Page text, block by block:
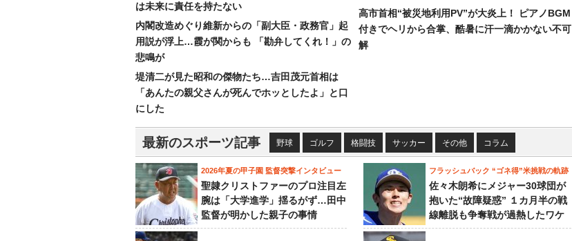
は未来に責任を持たない
内閣改造めぐり維新からの「副大臣・政務官」起
用説が浮上…霞が関からも 「勘弁してくれ！」の
悲鳴が
堤清二が見た昭和の傑物たち…吉田茂元首相は
「あんたの親父さんが死んでホッとしたよ」と口
にした
高市首相“被災地利用PV”が大炎上！ ピアノBGM
付きでヘリから合掌、酷暑に汗一滴かかない不可
解
最新のスポーツ記事 野球 ゴルフ 格闘技 サッカー その他 コラム
2026年夏の甲子園 監督突撃インタビュー
聖隷クリストファーのプロ注目左
腕は「大学進学」揺るがず…田中
監督が明かした親子の事情
フラッシュバック “ゴネ得”米挑戦の軌跡
佐々木朗希にメジャー30球団が
抱いた“故障疑惑” １カ月半の戦
線離脱も争奪戦が過熱したワケ